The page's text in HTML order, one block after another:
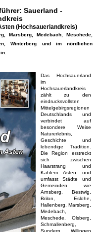
Sauerland -
(Hochsauerlandkreis)
Marsberg, Medebach, Meschede,
Winterberg und im nördlichen
Das Hochsauerland
im
Hochsauerlandkreis
zählt zu den
eindrucksvollsten
Mittelgebirgsregionen
Deutschlands und
verbindet auf
besondere Weise
Naturerlebnis,
Geschichte und
lebendige Tradition.
Die Region erstreckt
sich zwischen
Haarstrang und
Kahlem Asten und
umfasst Städte und
Gemeinden wie
Arnsberg, Bestwig,
Brilon, Eslohe,
Hallenberg, Marsberg,
Medebach,
Meschede, Olsberg,
Schmallenberg,
Sundern, Willingen